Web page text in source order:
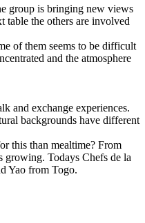
group is bringing new views
table the others are involved
of them seems to be difficult
and the atmosphere
and exchange experiences.
backgrounds have different
this than mealtime? From
Todays Chefs de la
Yao from Togo.